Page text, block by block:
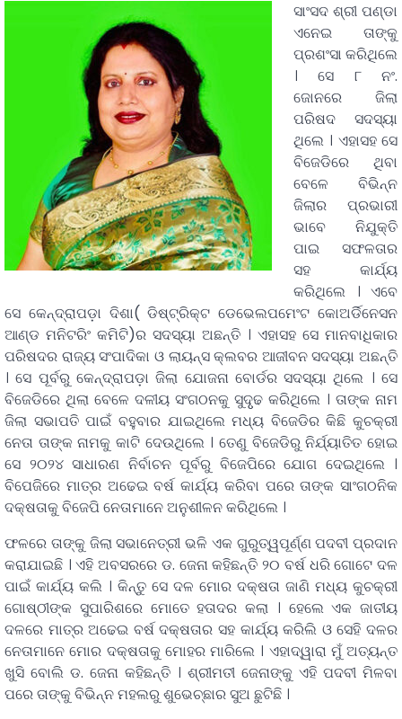
ସାଂସଦ ଶ୍ରୀ ପଣ୍ଡା
ଏନେଇ ତାଙ୍କୁ
ପ୍ରଶଂସା କରିଥିଲେ
। ସେ ୮ ନଂ.
ଜୋନରେ ଜିଲା
ପରିଷଦ ସଦସ୍ୟା
ଥିଲେ । ଏହାସହ ସେ
ବିଜେଡିରେ ଥିବା
ବେଳେ ବିଭିନ୍ନ
ଜିଲାର ପ୍ରଭାରୀ
ଭାବେ ନିଯୁକ୍ତି
ପାଇ ସଫଳତାର
ସହ କାର୍ଯ୍ୟ
କରିଥିଲେ । ଏବେ
ସେ କେନ୍ଦ୍ରାପଡ଼ା ଦିଶା( ଡିଷ୍ଟ୍ରିକ୍ଟ ଡେଭେଲପମେଂଟ କୋଅର୍ଡିନେସନ
ଆଣ୍ଡ ମନିଟରିଂ କମିଟି)ର ସଦସ୍ୟା ଅଛନ୍ତି । ଏହାସହ ସେ ମାନବାଧିକାର
ପରିଷଦର ରାଜ୍ୟ ସଂପାଦିକା ଓ ଲାୟନ୍ସ କ୍ଲବର ଆଜୀବନ ସଦସ୍ୟା ଅଛନ୍ତି
। ସେ ପୂର୍ବରୁ କେନ୍ଦ୍ରାପଡ଼ା ଜିଲା ଯୋଜନା ବୋର୍ଡର ସଦସ୍ୟା ଥିଲେ । ସେ
ବିଜେଡିରେ ଥିଲା ବେଳେ ଦଳୀୟ ସଂଗଠନକୁ ସୁଦୃୃଢ କରିଥିଲେ । ତାଙ୍କ ନାମ
ଜିଲା ସଭାପତି ପାଇଁ ବହୁବାର ଯାଇଥିଲେ ମଧ୍ୟ ବିଜେଡିର କିଛି କୁଚକ୍ରୀ
ନେତା ତାଙ୍କ ନାମକୁ କାଟି ଦେଉଥିଲେ । ତେଣୁ ବିଜେଡିରୁ ନିର୍ଯ୍ୟାତିତ ହୋଇ
ସେ ୨୦୨୪ ସାଧାରଣ ନିର୍ବାଚନ ପୂର୍ବରୁ ବିଜେପିରେ ଯୋଗ ଦେଇଥିଲେ ।
ବିପେଜିରେ ମାତ୍ର ଅଢେଇ ବର୍ଷ କାର୍ଯ୍ୟ କରିବା ପରେ ତାଙ୍କ ସାଂଗଠନିକ
ଦକ୍ଷତାକୁ ବିଜେପି ନେତାମାନେ ଅନୁଶୀଳନ କରିଥିଲେ ।
ଫଳରେ ତାଙ୍କୁ ଜିଲା ସଭାନେତ୍ରୀ ଭଳି ଏକ ଗୁରୁତ୍ୱପୂର୍ଣ୍ଣ ପଦବୀ ପ୍ରଦାନ
କରାଯାଇଛି । ଏହି ଅବସରରେ ଡ. ଜେନା କହିଛନ୍ତି ୨୦ ବର୍ଷ ଧରି ଗୋଟେ ଦଳ
ପାଇଁ କାର୍ଯ୍ୟ କଲି । କିନ୍ତୁ ସେ ଦଳ ମୋର ଦକ୍ଷତା ଜାଣି ମଧ୍ୟ କୁଚକ୍ରୀ
ଗୋଷ୍ଠୀଙ୍କ ସୁପାରିଶରେ ମୋତେ ହତାଦର କଲା । ହେଲେ ଏକ ଜାତୀୟ
ଦଳରେ ମାତ୍ର ଅଢେଇ ବର୍ଷ ଦକ୍ଷତାର ସହ କାର୍ଯ୍ୟ କରିଲି ଓ ସେହି ଦଳର
ନେତାମାନେ ମୋର ଦକ୍ଷତାକୁ ମୋହର ମାରିଲେ । ଏହାଦ୍ୱାରା ମୁଁ ଅତ୍ୟନ୍ତ
ଖୁସି ବୋଲି ଡ. ଜେନା କହିଛନ୍ତି । ଶ୍ରୀମତୀ ଜେନାଙ୍କୁ ଏହି ପଦବୀ ମିଳବା
ପରେ ତାଙ୍କୁ ବିଭିନ୍ନ ମହଲରୁ ଶୁଭେଚ୍ଛାର ସୁଅ ଛୁଟିଛି ।